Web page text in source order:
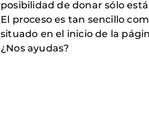
posibilidad de donar sólo
El proceso es tan sencillo
situado en el inicio de la
¿Nos ayudas?